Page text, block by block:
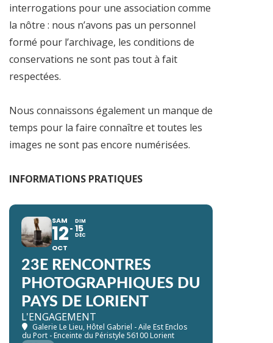
interrogations pour une association comme
la nôtre : nous n’avons pas un personnel
formé pour l’archivage, les conditions de
conservations ne sont pas tout à fait
respectées.
Nous connaissons également un manque de
temps pour la faire connaître et toutes les
images ne sont pas encore numérisées.
INFORMATIONS PRATIQUES
SAM
12
OCT
DIM
15
DÉC
23E RENCONTRES
PHOTOGRAPHIQUES DU
PAYS DE LORIENT
L'ENGAGEMENT
Galerie Le Lieu, Hôtel Gabriel - Aile Est Enclos
du Port - Enceinte du Péristyle 56100 Lorient